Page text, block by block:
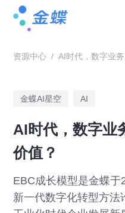
资源中心 / AI时代，数字业
金蝶AI星空 AI
AI时代，数字业
价值？
EBC成长模型是金蝶
新一代数字化转型方法